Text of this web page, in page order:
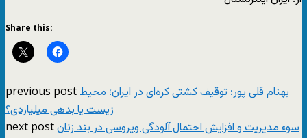
Share this:
previous postبهنام قلی پور: توقیف کشتی کره‌ای در ایران؛ محیط
زیست یا بدهی میلیاردی؟
next postسوء مدیریت و افزایش احتمال آلودگی ویروسی در بند زنان